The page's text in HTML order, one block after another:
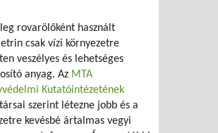
rovarölőként használt
csak vízi környezetre
veszélyes és lehetséges
anyag. Az MTA
Kutatóintézetének
szerint létezne jobb és a
kevésbé ártalmas vegyi